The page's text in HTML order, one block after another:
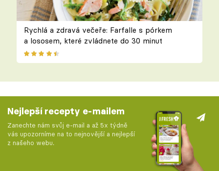
Rychlá a zdravá večeře: Farfalle s pórkem
a lososem, které zvládnete do 30 minut
Nejlepší recepty e-mailem
Zanechte nám svůj e-mail a až 5x týdně
vás upozorníme na to nejnovější a nejlepší
z našeho webu.